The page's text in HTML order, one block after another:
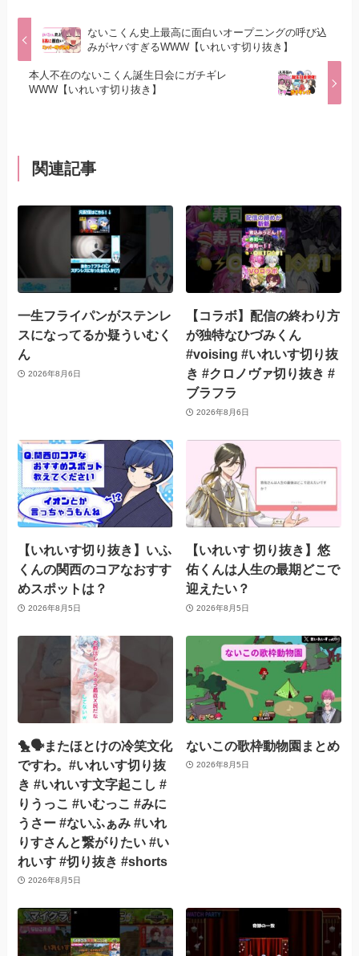
ないこくん史上最高に面白いオープニングの呼び込
みがヤバすぎるWWW【いれいす切り抜き】
本人不在のないこくん誕生日会にガチギレ
WWW【いれいす切り抜き】
関連記事
一生フライパンがステンレ
スになってるか疑ういむく
ん
2026年8月6日
【コラボ】配信の終わり方
が独特なひづみくん
#voising #いれいす切り抜
き #クロノヴァ切り抜き #
ブラフラ
2026年8月6日
【いれいす切り抜き】いふ
くんの関西のコアなおすす
めスポットは？
2026年8月5日
【いれいす 切り抜き】悠
佑くんは人生の最期どこで
迎えたい？
2026年8月5日
🐤🗣️またほとけの冷笑文化
ですわ。#いれいす切り抜
き #いれいす文字起こし #
りうっこ #いむっこ #みに
うさー #ないふぁみ #いれ
りすさんと繋がりたい #い
れいす #切り抜き #shorts
2026年8月5日
ないこの歌枠動物園まとめ
2026年8月5日